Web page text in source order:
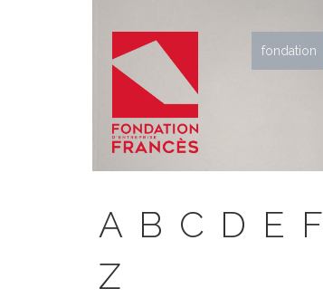
fondation
A B C D E F
Z